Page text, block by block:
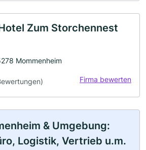
Zum Storchennest
Mommenheim
Firma bewerten
& Umgebung:
Logistik, Vertrieb u.m.